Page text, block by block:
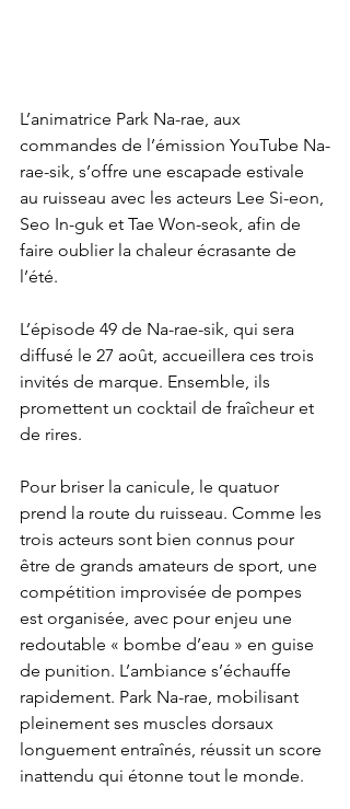
L’animatrice Park Na-rae, aux
commandes de l’émission YouTube Na-
rae-sik, s’offre une escapade estivale
au ruisseau avec les acteurs Lee Si-eon,
Seo In-guk et Tae Won-seok, afin de
faire oublier la chaleur écrasante de
l’été.
L’épisode 49 de Na-rae-sik, qui sera
diffusé le 27 août, accueillera ces trois
invités de marque. Ensemble, ils
promettent un cocktail de fraîcheur et
de rires.
Pour briser la canicule, le quatuor
prend la route du ruisseau. Comme les
trois acteurs sont bien connus pour
être de grands amateurs de sport, une
compétition improvisée de pompes
est organisée, avec pour enjeu une
redoutable « bombe d’eau » en guise
de punition. L’ambiance s’échauffe
rapidement. Park Na-rae, mobilisant
pleinement ses muscles dorsaux
longuement entraînés, réussit un score
inattendu qui étonne tout le monde.